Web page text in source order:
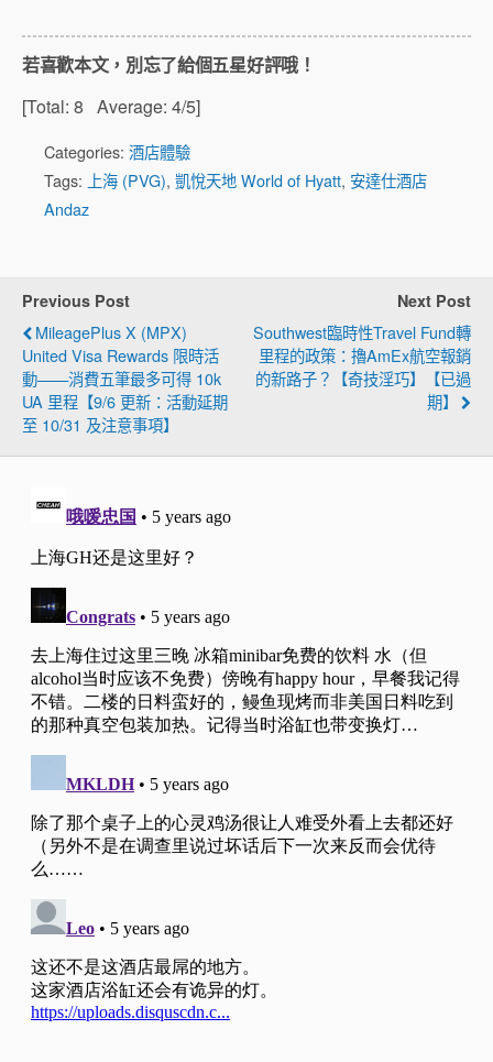
若喜歡本文，別忘了給個五星好評哦！
[Total: 8 Average: 4/5]
Categories: 酒店體驗
Tags: 上海 (PVG), 凱悅天地 World of Hyatt, 安達仕酒店
Andaz
Previous Post
MileagePlus X (MPX)
United Visa Rewards 限時活
動——消費五筆最多可得 10k
UA 里程【9/6 更新：活動延期
至 10/31 及注意事項】
Next Post
Southwest臨時性Travel Fund轉
里程的政策：擼AmEx航空報銷
的新路子？【奇技淫巧】【已過
期】